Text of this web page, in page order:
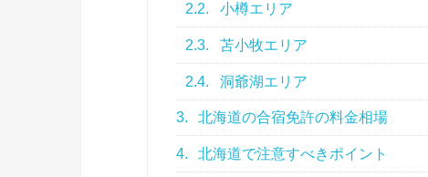
2.2. 小樽エリア
2.3. 苫小牧エリア
2.4. 洞爺湖エリア
3. 北海道の合宿免許の料金相場
4. 北海道で注意すべきポイント